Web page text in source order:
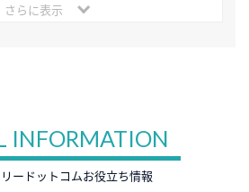
さらに表示
INFORMATION
ードットコムお役立ち情報